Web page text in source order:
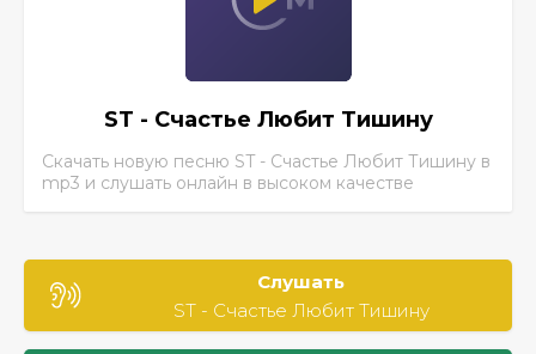
ST - Счастье Любит Тишину
Скачать новую песню ST - Счастье Любит Тишину в
mp3 и слушать онлайн в высоком качестве
Слушать
ST - Счастье Любит Тишину